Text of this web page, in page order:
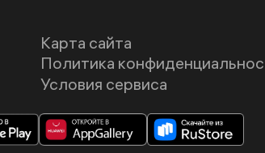
Карта сайта
Политика
Условия сервиса